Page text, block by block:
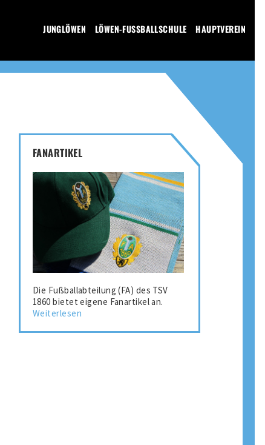
JUNGLÖWEN LÖWEN-FUSSBALLSCHULE HAUPTVEREIN
FANARTIKEL
Die Fußballabteilung (FA) des TSV
1860 bietet eigene Fanartikel an.
Weiterlesen